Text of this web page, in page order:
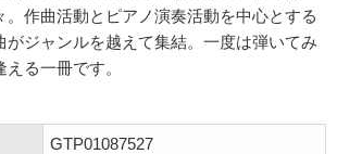
作曲活動とピアノ演奏活動を中心とする
がジャンルを越えて集結。一度は弾いてみ
る一冊です。
GTP01087527